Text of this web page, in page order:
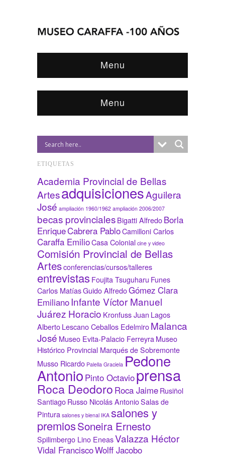
Menu
Menu
ETIQUETAS
Academia Provincial de Bellas
ArtesadquisicionesAguilera
José ampliación 1960/1962 ampliación 2006/2007
becas provincialesBigatti AlfredoBorla
EnriqueCabrera PabloCamilloni Carlos
Caraffa EmilioCasa Colonial cine y video
Comisión Provincial de Bellas
Artesconferencias/cursos/talleres
entrevistas Foujita Tsuguharu Funes
Carlos MatíasGuido AlfredoGómez Clara
EmilianoInfante Víctor Manuel
Juárez Horacio Kronfuss Juan Lagos
AlbertoLescano Ceballos EdelmiroMalanca
José Museo Evita-Palacio FerreyraMuseo
Histórico Provincial Marqués de Sobremonte
Musso Ricardo Palella Graciela Pedone
Antonio Pinto Octavioprensa
Roca Deodoro Roca JaimeRusiñol
SantiagoRusso Nicolás AntonioSalas de
Pintura salones y bienal IKA salones y
premiosSoneira Ernesto
Spilimbergo Lino EneasValazza Héctor
Vidal FranciscoWolff Jacobo